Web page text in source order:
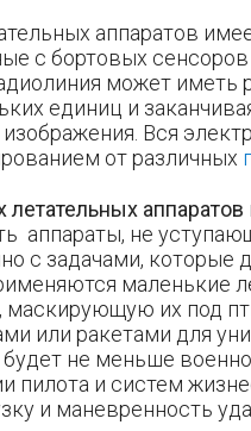
аппаратов
с бортовых
может иметь
единиц и
Вся
от различных
летательных аппаратов
аппараты, не
с задачами,
маленькие
маскирующую их под
или ракетами для
будет не меньше
пилота и систем
и маневренность